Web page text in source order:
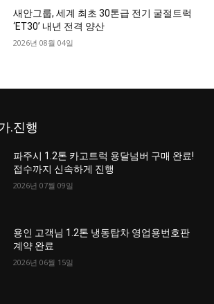
새안그룹, 세계 최초 30톤급 전기 굴절트럭
‘ET30’ 내년 전격 양산
2026년 08월 04일
.진행
파주시 1.2톤 카고트럭 용달넘버 구매 완료!
접수까지 신속하게 진행
2026년 07월 09일
용인 고객님 1.2톤 냉동탑차 영업용번호판
계약 완료
2026년 06월 15일